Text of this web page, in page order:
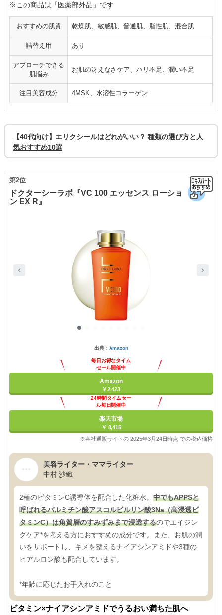
※この商品は「医薬部外品」です
おすすめの肌質 乾燥肌、敏感肌、普通肌、脂性肌、混合肌
詰替え用 あり
アプローチできる
肌悩み
お肌の冴えなさケア、ハリ不足、潤い不足
注目美容成分 4MSK、水溶性コラーゲン
【40代向け】エリクシールはどれがいい？ 種類の選び方と人
気おすすめ10選
ドクターシーラボ『VC 100 エッセンス ローショ
ン EX R』
第2位
出典： Amazon
毎日お得なタイム
セール開催中
Amazon
￥2,423
24時間タイムセー
ル毎日開催中
楽天市場
￥ 8,415
※各社通販サイトの 2025年3月24日時点 での税込価格
美容ライター・ママライター
中村 沙織
2種のビタミンC誘導体を配合した化粧水。 中でもAPPSと
呼ばれるパルミチン酸アスコルビルリン酸3Na（高浸透ビ
タミンC）は角質層のすみずみまで浸透するのでエイジン
グケア*を考える方におすすめの成分です。また、お肌の潤
いをサポートし、キメを整えるナイアシンアミドや3種の
ヒアルロン酸も配合しています。
*年齢に応じたお手入れのこと
ビタミン×ナイアシンアミドでうるおい満ちた肌へ